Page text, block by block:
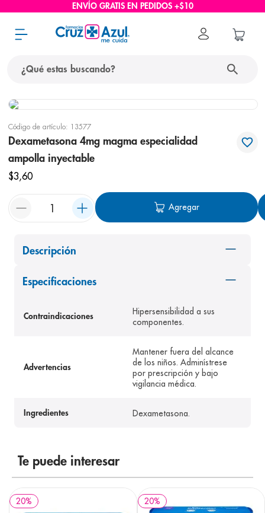
ENVÍO GRATIS EN PEDIDOS +$10
Código de artículo: 13577
Dexametasona 4mg magma especialidad
ampolla inyectable
$3,60
Agregar
Descripción
Especificaciones
Contraindicaciones
Hipersensibilidad a sus
componentes.
Advertencias
Mantener fuera del alcance
de los niños. Adminístrese
por prescripción y bajo
vigilancia médica.
Ingredientes Dexametasona.
Te puede interesar
20% 20%
términos más buscados
2. pañales
3.
4. cerave
shampoo
8. pediasure
10. prueba embarazo